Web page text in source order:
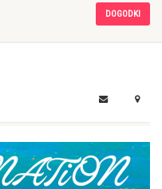
DOGODKI